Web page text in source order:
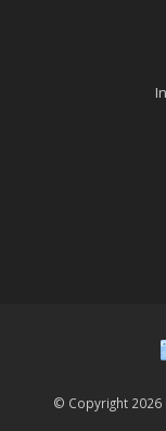
© Copyright 2026